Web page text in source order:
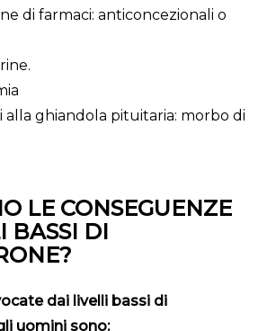
di farmaci: anticoncezionali o
alla ghiandola pituitaria: morbo di
LE CONSEGUENZE
BASSI DI
dai livelli bassi di
uomini sono: